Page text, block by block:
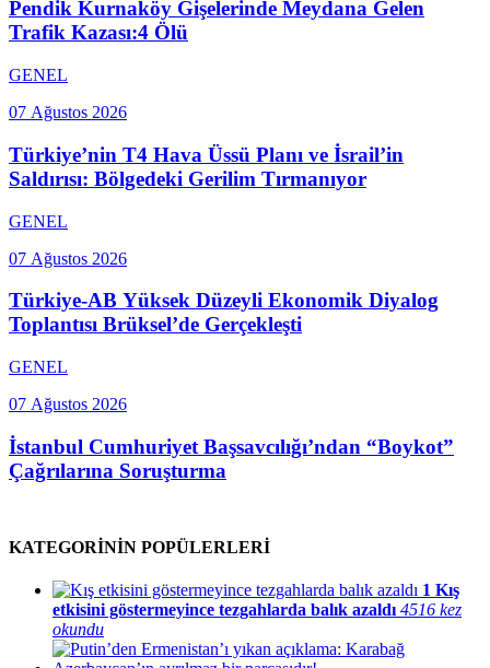
Pendik Kurnaköy Gişelerinde Meydana Gelen
Trafik Kazası:4 Ölü
GENEL
07 Ağustos 2026
Türkiye’nin T4 Hava Üssü Planı ve İsrail’in
Saldırısı: Bölgedeki Gerilim Tırmanıyor
GENEL
07 Ağustos 2026
Türkiye-AB Yüksek Düzeyli Ekonomik Diyalog
Toplantısı Brüksel’de Gerçekleşti
GENEL
07 Ağustos 2026
İstanbul Cumhuriyet Başsavcılığı’ndan “Boykot”
Çağrılarına Soruşturma
KATEGORİNİN POPÜLERLERİ
1 Kış
etkisini göstermeyince tezgahlarda balık azaldı 4516 kez
okundu